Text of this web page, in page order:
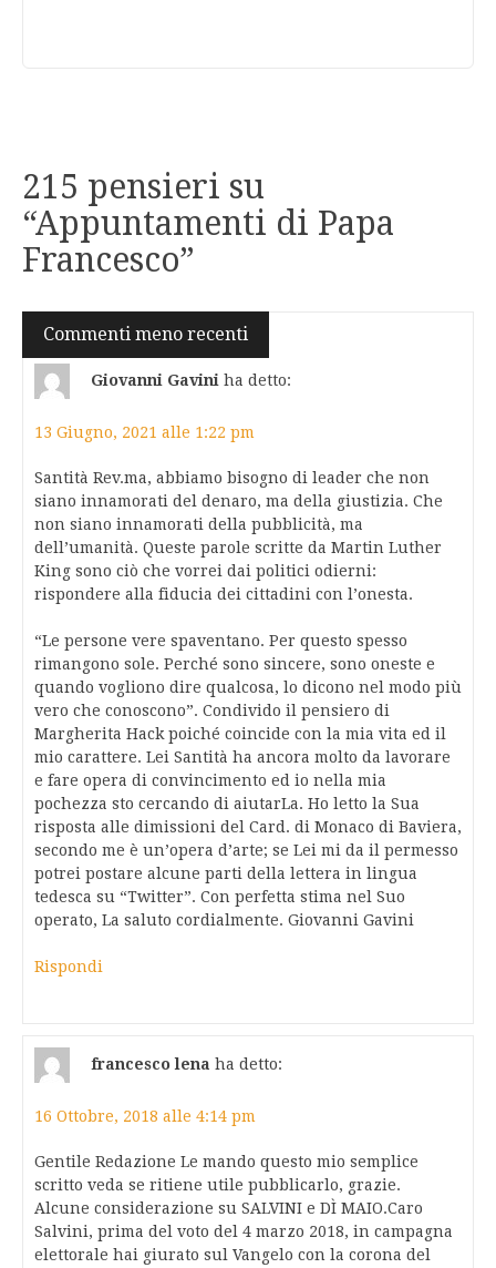
215 pensieri su
“Appuntamenti di Papa
Francesco”
Navigazione
commenti
Commenti meno recenti
Giovanni Gavini ha detto:
13 Giugno, 2021 alle 1:22 pm
Santità Rev.ma, abbiamo bisogno di leader che non
siano innamorati del denaro, ma della giustizia. Che
non siano innamorati della pubblicità, ma
dell’umanità. Queste parole scritte da Martin Luther
King sono ciò che vorrei dai politici odierni:
rispondere alla fiducia dei cittadini con l’onesta.
“Le persone vere spaventano. Per questo spesso
rimangono sole. Perché sono sincere, sono oneste e
quando vogliono dire qualcosa, lo dicono nel modo più
vero che conoscono”. Condivido il pensiero di
Margherita Hack poiché coincide con la mia vita ed il
mio carattere. Lei Santità ha ancora molto da lavorare
e fare opera di convincimento ed io nella mia
pochezza sto cercando di aiutarLa. Ho letto la Sua
risposta alle dimissioni del Card. di Monaco di Baviera,
secondo me è un’opera d’arte; se Lei mi da il permesso
potrei postare alcune parti della lettera in lingua
tedesca su “Twitter”. Con perfetta stima nel Suo
operato, La saluto cordialmente. Giovanni Gavini
Rispondi
francesco lena ha detto:
16 Ottobre, 2018 alle 4:14 pm
Gentile Redazione Le mando questo mio semplice
scritto veda se ritiene utile pubblicarlo, grazie.
Alcune considerazione su SALVINI e DÌ MAIO.Caro
Salvini, prima del voto del 4 marzo 2018, in campagna
elettorale hai giurato sul Vangelo con la corona del